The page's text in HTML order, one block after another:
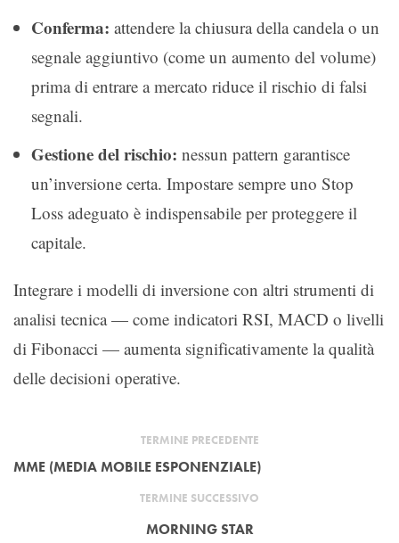
Conferma: attendere la chiusura della candela o un
segnale aggiuntivo (come un aumento del volume)
prima di entrare a mercato riduce il rischio di falsi
segnali.
Gestione del rischio: nessun pattern garantisce
un’inversione certa. Impostare sempre uno Stop
Loss adeguato è indispensabile per proteggere il
capitale.
Integrare i modelli di inversione con altri strumenti di
analisi tecnica — come indicatori RSI, MACD o livelli
di Fibonacci — aumenta significativamente la qualità
delle decisioni operative.
TERMINE PRECEDENTE
MME (MEDIA MOBILE ESPONENZIALE)
TERMINE SUCCESSIVO
MORNING STAR